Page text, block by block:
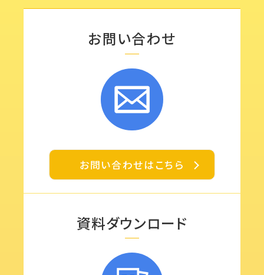
資料ダウンロード
お問い合わせ
お問い合わせはこちら